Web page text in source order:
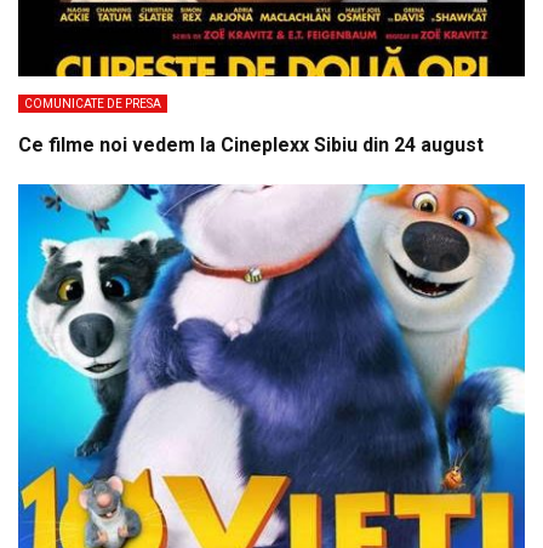
COMUNICATE DE PRESA
Ce filme noi vedem la Cineplexx Sibiu din 24 august